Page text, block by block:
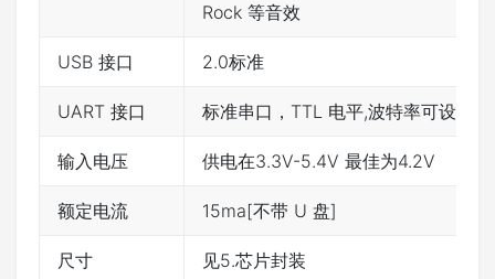
Rock 等音效
USB 接口 2.0标准
UART 接口 标准串口，TTL 电平,波特率可设
输入电压 供电在3.3V-5.4V 最佳为4.2V
额定电流 15ma[不带 U 盘]
尺寸 见5.芯片封装